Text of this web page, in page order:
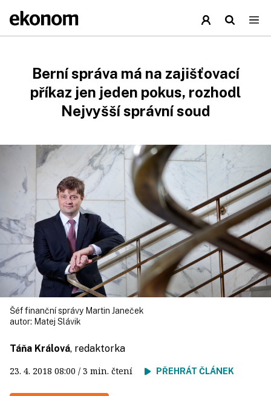
Berní správa má na zajišťovací
příkaz jen jeden pokus, rozhodl
Nejvyšší správní soud
Šéf finanční správy Martin Janeček
autor: Matej Slávik
Táňa Králová, redaktorka
23. 4. 2018 08:00 / 3 min. čtení PŘEHRÁT ČLÁNEK